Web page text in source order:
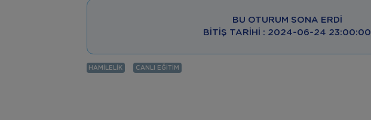
BU OTURUM SONA ERDI
BITIŞ TARIHI : 2024-06-24 23:00:00
HAMILELIK CANLI EĞITIM